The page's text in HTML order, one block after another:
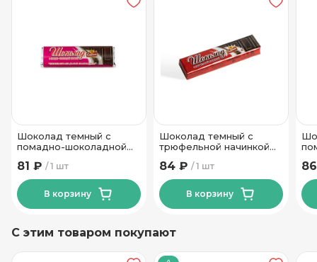
Жиры, в граммах (на 100 г)
Срок годности
12 месяцев
Температура хранения
18+-3
Бренд фабрика "Слодыч"
Шоколад темный с
помадно-шоколадной
1 шт
81 ₽
В корзину
Шоколад темный с
трюфельной начинкой
1 шт
84 ₽
В корзину
С этим товаром покупают